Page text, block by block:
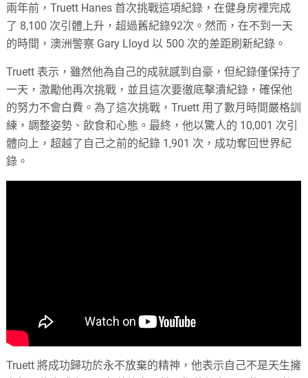
兩年前，Truett Hanes 首次挑戰這項紀錄，在健身房裡完成
了 8,100 次引體上升，超過舊紀錄92次。然而，在不到一天
的時間，澳洲警察 Gary Lloyd 以 500 次的差距刷新紀錄。
Truett 表示，雖然他為自己的成就感到自豪，但紀錄僅保持了
一天，激勵他再次挑戰，並且這次要徹底擊潰紀錄，確保他
的努力不會白費。為了這次挑戰，Truett 用了數月時間嚴格訓
練，調整姿勢、飲食和心態。最終，他以驚人的 10,001 次引
體向上，超越了自己之前的紀錄 1,901 次，成功奪回世界紀
錄。
Truett 將成功歸功於永不放棄的精神，他表示自己不是天生擁